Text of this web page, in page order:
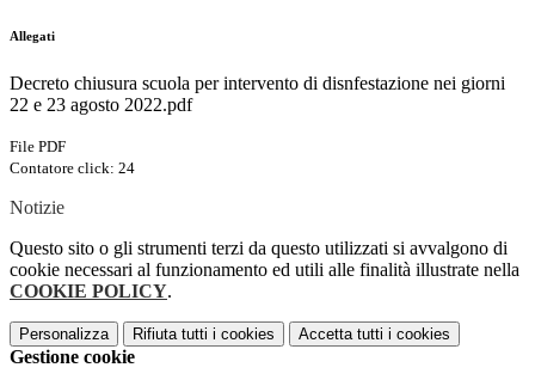
Allegati
Decreto chiusura scuola per intervento di disnfestazione nei giorni
22 e 23 agosto 2022.pdf
File PDF
Contatore click: 24
Notizie
Questo sito o gli strumenti terzi da questo utilizzati si avvalgono di
cookie necessari al funzionamento ed utili alle finalità illustrate nella
COOKIE POLICY.
Personalizza Rifiuta tutti i cookies Accetta tutti i cookies
Gestione cookie